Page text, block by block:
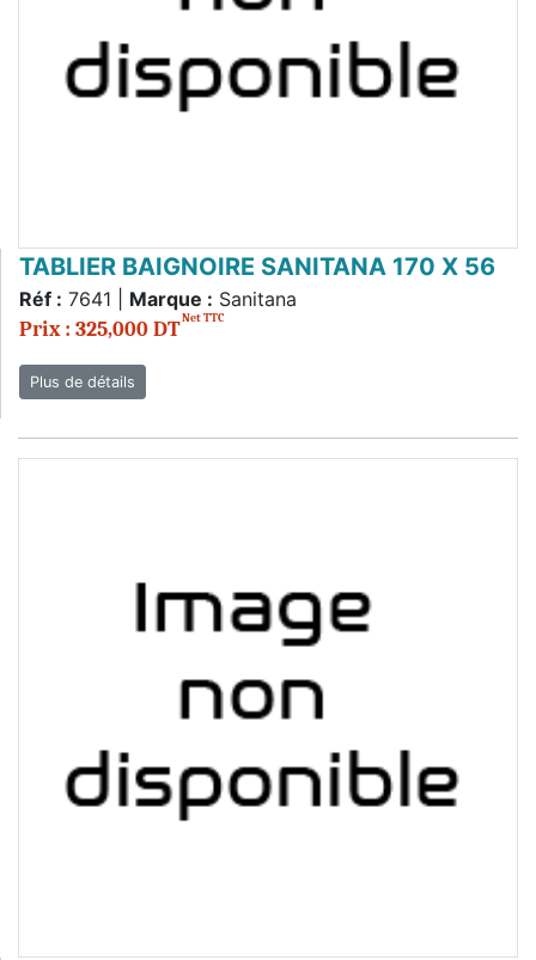
TABLIER BAIGNOIRE SANITANA 170 X 56
Réf : 7641 | Marque : Sanitana
Prix : 325,000 DTNet TTC
Plus de détails